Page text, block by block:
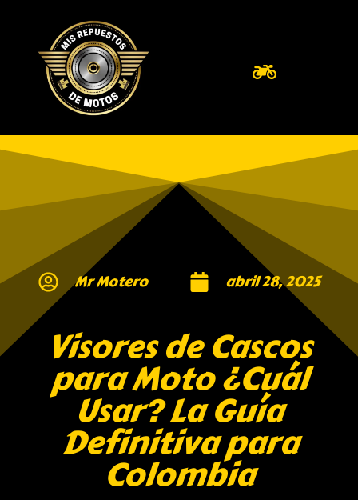
Mr Motero abril 28, 2025
Visores de Cascos
para Moto ¿Cuál
Usar? La Guía
Definitiva para
Colombia